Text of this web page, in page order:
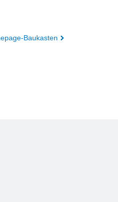
Baukasten